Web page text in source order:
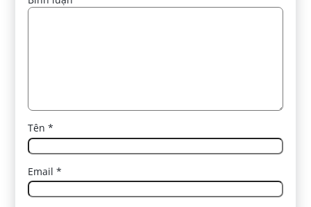
Tên*
Email*